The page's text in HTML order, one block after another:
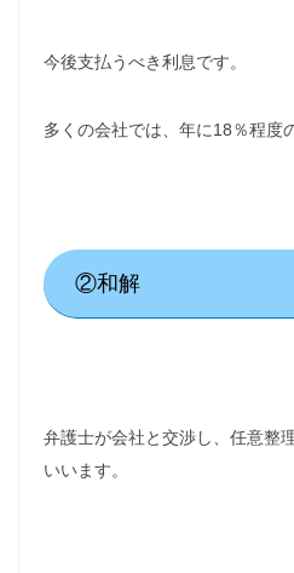
今後支払うべき利息です。
多くの会社では、年に18％程度
②和解
弁護士が会社と交渉し、任意整
いいます。